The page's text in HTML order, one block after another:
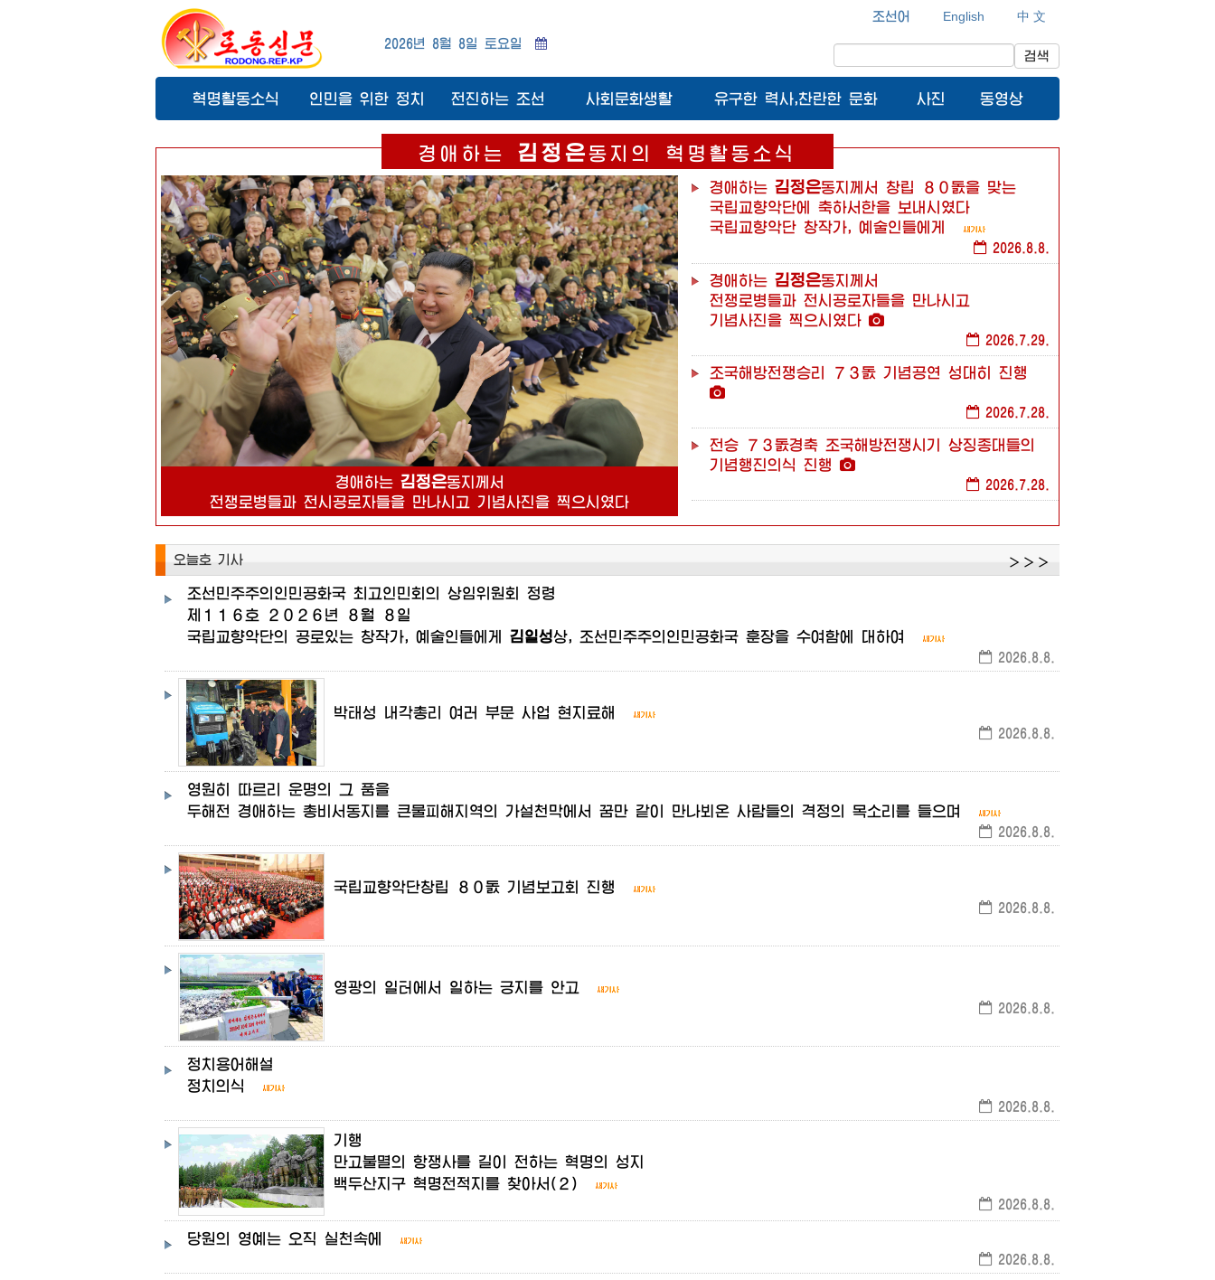
2026년 8월 8일 토요일
조선어 English 中 文
검색
혁명활동소식 인민을 위한 정치 전진하는 조선 사회문화생활 유구한 력사,찬란한 문화 사진 동영상
경애하는 김정은동지의 혁명활동소식
경애하는 김정은동지께서
전쟁로병들과 전시공로자들을 만나시고 기념사진을 찍으시였다
경애하는 김정은동지께서 창립 ８０돐을 맞는
국립교향악단에
축하서한을 보내시였다
국립교향악단 창작가, 예술인들에게
2026.8.8.
경애하는 김정은동지께서
전쟁로병들과 전시공로자들을 만나시고
기념사진을 찍으시였다
2026.7.29.
조국해방전쟁승리 ７３돐 기념공연 성대히 진행
2026.7.28.
전승 ７３돐경축 조국해방전쟁시기
상징종대들의
기념행진의식 진행
2026.7.28.
표하시였다
경애하는 김정은 동지께서 전승절에
조국해방전쟁참전렬사묘를
찾으시였다
2026.7.27.
오늘호 기사
＞＞＞
조선민주주의인민공화국 최고인민회의 상임위원회
정령
제１１６호
２０２６년 ８월
８일
국립교향악단의
공로있는 창작가, 예술인들에게 김일성상, 조선민주주의인민공화국 훈장을 수여함에 대하여
2026.8.8.
박태성 내각총리 여러 부문 사업 현지료해
2026.8.8.
영원히 따르리 운명의 그 품을
두해전 경애하는 총비서동지를 큰물피해지역의 가설천막에서 꿈만 같이 만나뵈온 사람들의 격정의 목소리를 들으며
2026.8.8.
국립교향악단창립 ８０돐 기념보고회 진행
2026.8.8.
영광의 일터에서 일하는 긍지를 안고
2026.8.8.
정치용어해설
정치의식
2026.8.8.
기행
만고불멸의
항쟁사를 길이 전하는 혁명의
성지
백두산지구 혁명전적지를 찾아서(２)
2026.8.8.
당원의 영예는 오직 실천속에
2026.8.8.